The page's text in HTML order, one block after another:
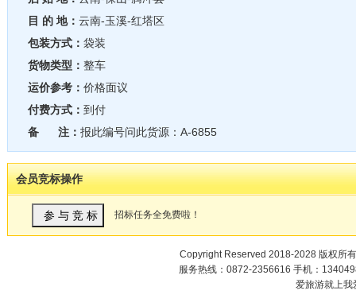
目 的 地： 云南-玉溪-红塔区
包装方式： 袋装
货物类型： 整车
运价参考： 价格面议
付费方式： 到付
备 注： 报此编号问此货源：A-6855
会员竞标操作
招标任务全免费啦！
Copyright Reserved 2018-2028 版权所
服务热线：0872-2356616 手机：
爱旅游就上我